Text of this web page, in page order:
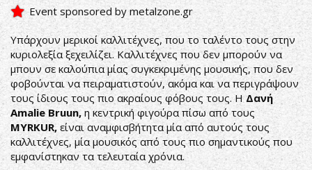
Event sponsored by metalzone.gr
Υπάρχουν μερικοί καλλιτέχνες, που το ταλέντο τους στην
κυριολεξία ξεχειλίζει. Καλλιτέχνες που δεν μπορούν να
μπουν σε καλούπια μίας συγκεκριμένης μουσικής, που δεν
φοβούνται να πειραματιστούν, ακόμα και να περιγράψουν
τους ίδιους τους πιο ακραίους φόβους τους. Η Δανή
Amalie Bruun, η κεντρική φιγούρα πίσω από τους
MYRKUR, είναι αναμφισβήτητα μία από αυτούς τους
καλλιτέχνες, μία μουσικός από τους πιο σημαντικούς που
εμφανίστηκαν τα τελευταία χρόνια.